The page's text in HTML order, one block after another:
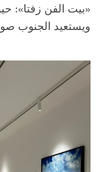
«بيت الفن زفتا»:
ويستعيد الجنوب